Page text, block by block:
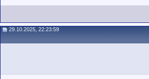
29.10.2025, 22:23:59